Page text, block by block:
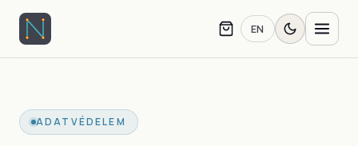
EN
ADATVÉDELEM